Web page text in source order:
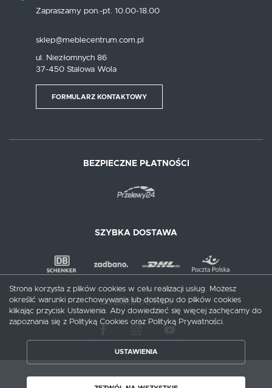
Zapraszamy pon.-pt. 10.00-18.00
sklep@meblecentrum.com.pl
ul. Niezłomnych 86
37-450 Stalowa Wola
FORMULARZ KONTAKTOWY
BEZPIECZNE PŁATNOŚCI
SZYBKA DOSTAWA
DOŁĄCZ DO NAS
Copyright by meblecentrum.com.pl
Strona korzysta z plików cookies w celu realizacji usług. Możesz
określić warunki przechowywania lub dostępu do plików cookies
klikając przycisk Ustawienia. Aby dowiedzieć się więcej zachęcamy do
zapoznania się z Polityką Cookies oraz Polityką Prywatności.
USTAWIENIA
ZAPISZ WYBRANE